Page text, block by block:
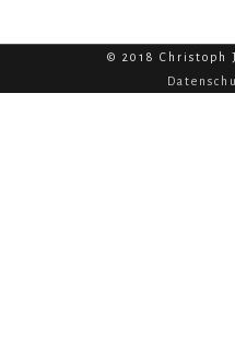
© 2018 Christoph